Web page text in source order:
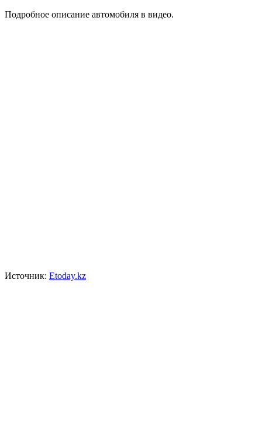
Подробное описание автомобиля в видео.
Источник: Etoday.kz